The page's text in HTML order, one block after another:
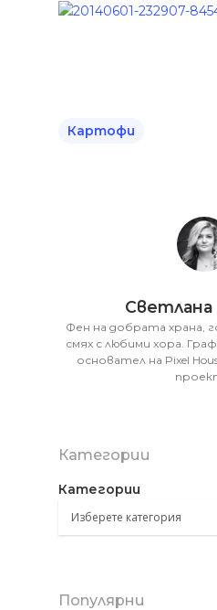
Картофи
Фен на добрата храна,
смях с любими хора.
основател на Pixel
Категории
Категории
Популярни